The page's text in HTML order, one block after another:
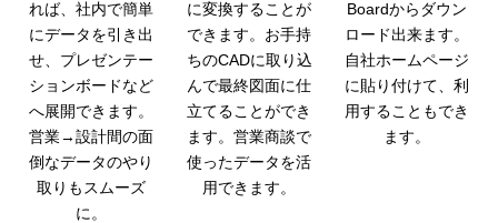
れば、社内で簡単
にデータを引き出
せ、プレゼンテー
ションボードなど
へ展開できます。
営業→設計間の面
倒なデータのやり
取りもスムーズ
に。
に変換することが
できます。お手持
ちのCADに取り込
んで最終図面に仕
立てることができ
ます。営業商談で
使ったデータを活
用できます。
Boardからダウン
ロード出来ます。
自社ホームページ
に貼り付けて、利
用することもでき
ます。